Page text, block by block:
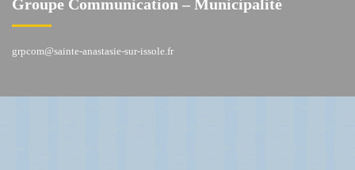
Groupe Communication – Municipalité
grpcom@sainte-anastasie-sur-issole.fr